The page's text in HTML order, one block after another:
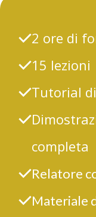
2 ore di
15 lezioni
Tutorial
completa
Relatore
Materiale